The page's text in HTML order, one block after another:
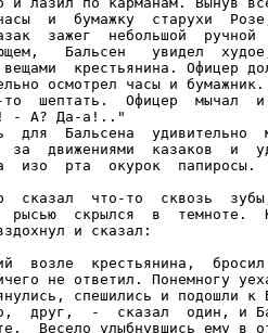
и  бумажку  старухи
зажег  небольшой
Бальсен   увидел
крестьянина. Офицер
осмотрел часы и
шептать.  Офицер  мычал
- А? Да-а!.."
для  Бальсена  удивительно
за  движениями  казаков  и
изо  рта  окурок  папиросы.
сказал  что-то  сквозь
рысью  скрылся  в  темноте.
и сказал:
возле  крестьянина,
не ответил. Понемногу
спешились и подошли к
друг,  -  сказал  один, и
Весело улыбнувшись ему в